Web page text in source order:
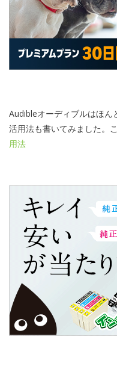
Audibleオーディブルはほ
活用法も書いてみました。
用法